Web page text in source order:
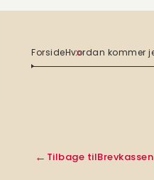
ForsideHvordan kommer
Tilbage tilBrevkassen